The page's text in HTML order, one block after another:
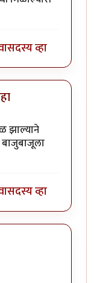
सदस्य व्हा
झाल्याने
बाजुबाजूला
सदस्य व्हा